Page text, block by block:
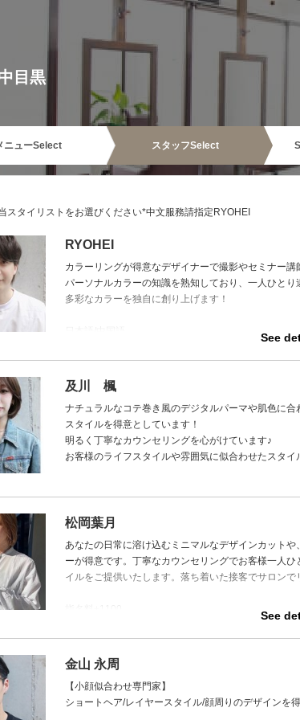
目黒
ニューSelect スタッフSelect
スタイリストをお選びください*中文服務請指定RYOHEI
RYOHEI
カラーリングが得意なデザイナーで撮影やセミナー講
パーソナルカラーの知識を熟知しており、一人ひとり
多彩なカラーを独自に創り上げます！
指名料+2200
See
及川 楓
ナチュラルなコテ巻き風のデジタルパーマや肌色に
スタイルを得意としています！
明るく丁寧なカウンセリングを心がけています♪
お客様のライフスタイルや雰囲気に似合わせたスタイ
松岡葉月
あなたの日常に溶け込むミニマルなデザインカット
ーが得意です。丁寧なカウンセリングでお客様一人
イルをご提供いたします。落ち着いた接客でサロンで
See
金山 永周
【小顔似合わせ専門家】
ショートヘア/レイヤースタイル/顔周りのデザインを